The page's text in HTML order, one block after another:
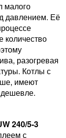
малого
давлением. Её
количество
разогревая
Котлы с
имеют
дешевле.
240/5-3
с